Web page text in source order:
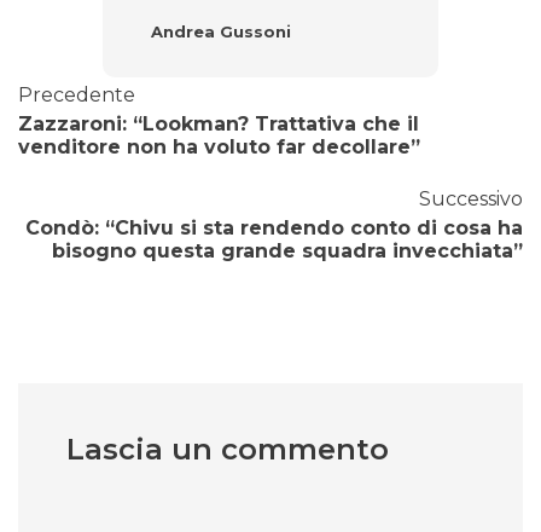
Andrea Gussoni
Precedente
Zazzaroni: “Lookman? Trattativa che il
venditore non ha voluto far decollare”
Successivo
Condò: “Chivu si sta rendendo conto di cosa ha
bisogno questa grande squadra invecchiata”
Lascia un commento